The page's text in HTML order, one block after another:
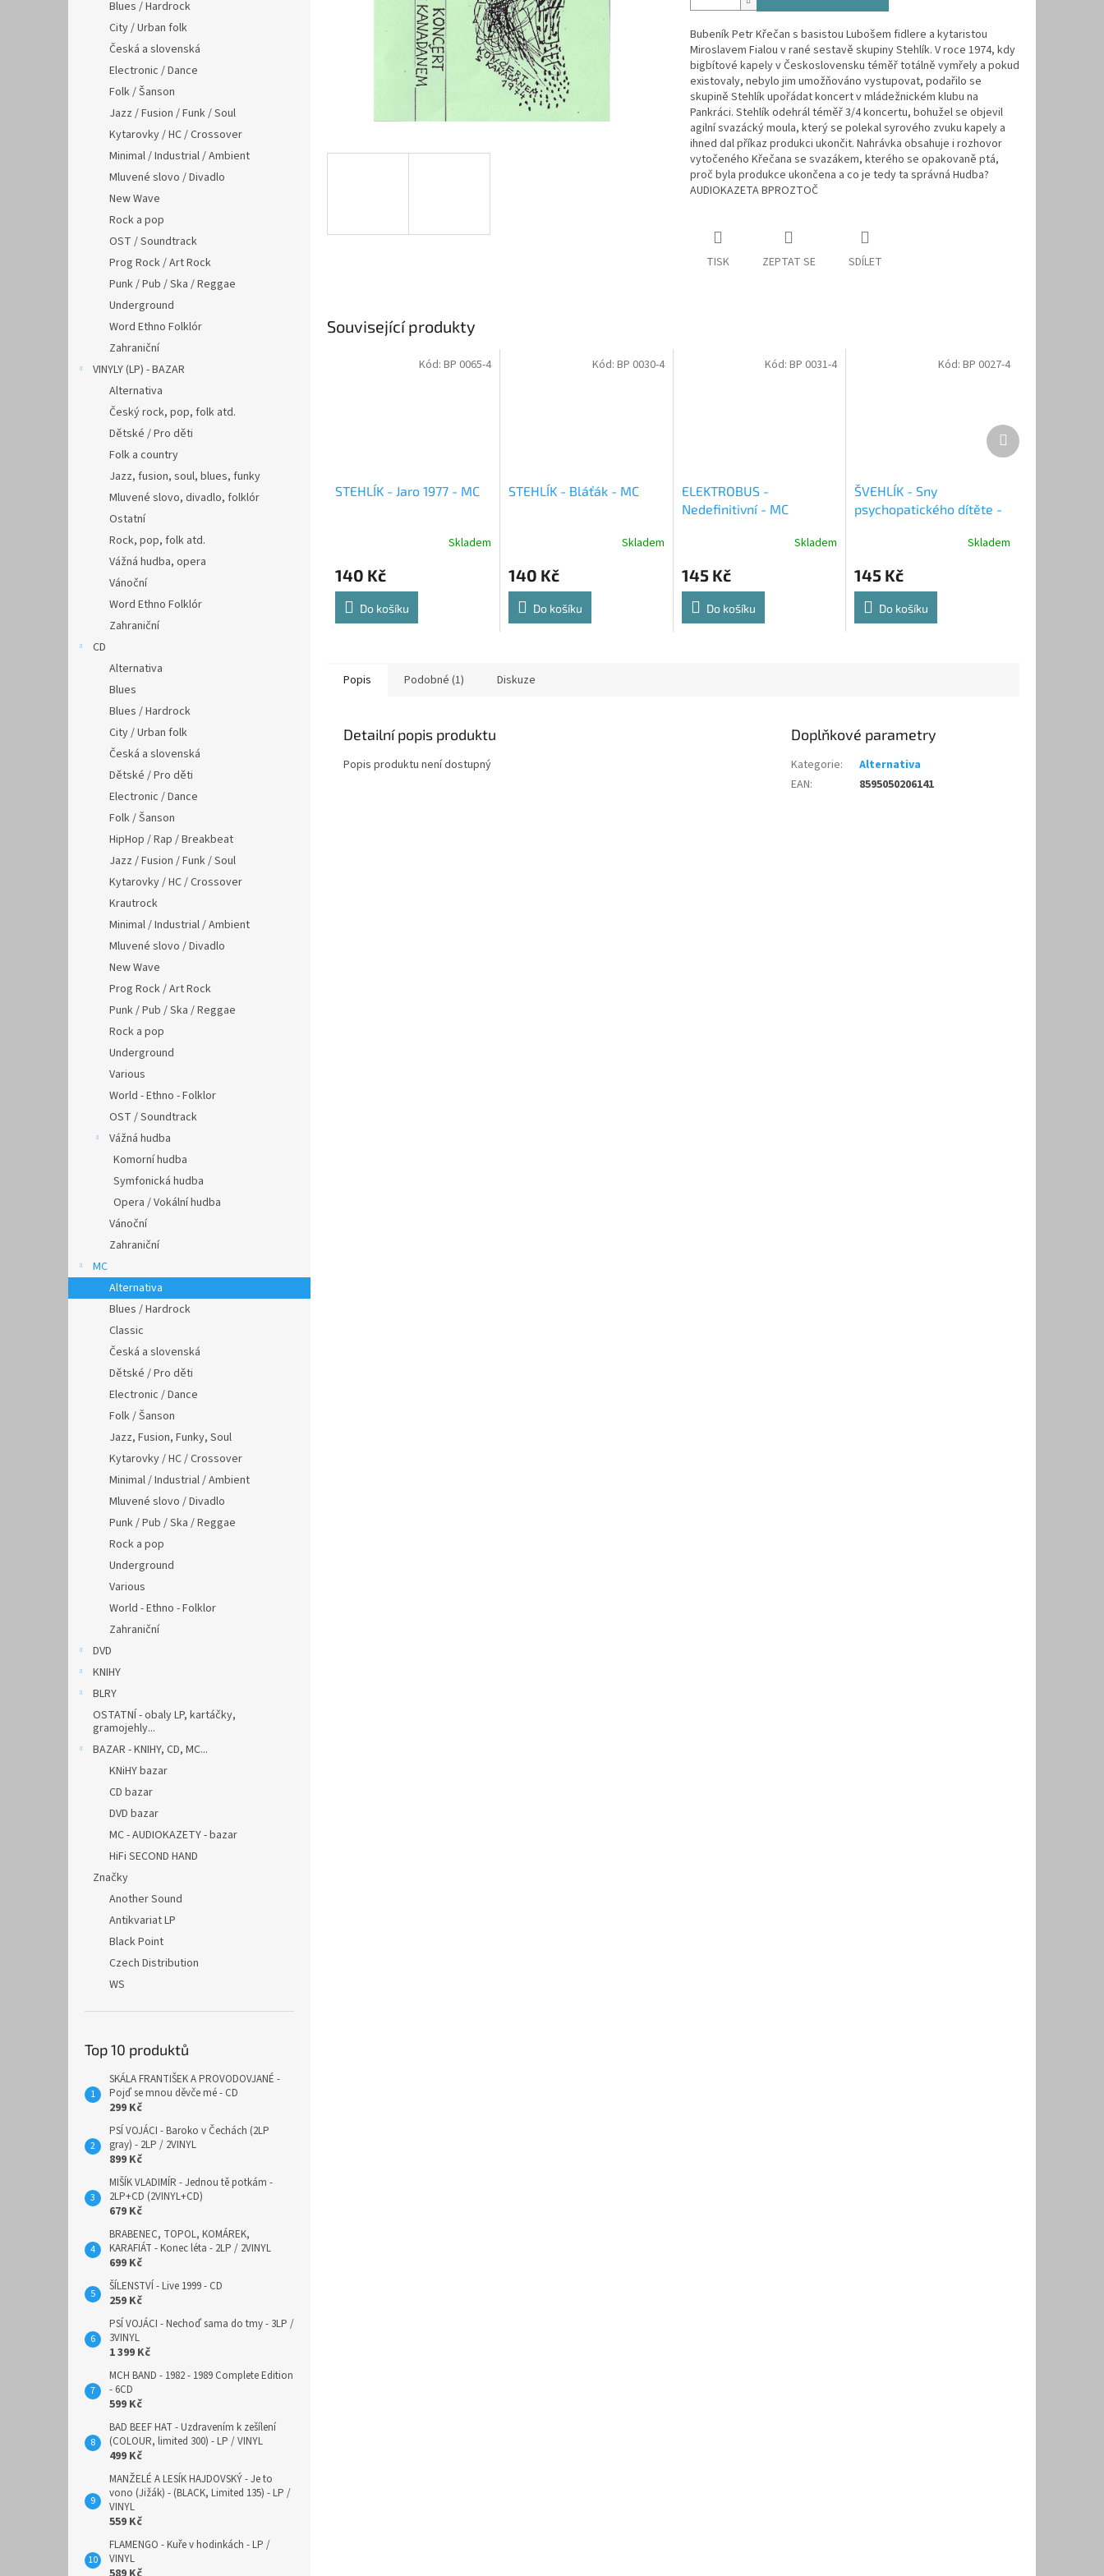
Blues / Hardrock
City / Urban folk
Česká a slovenská
Electronic / Dance
Folk / Šanson
Jazz / Fusion / Funk / Soul
Kytarovky / HC / Crossover
Minimal / Industrial / Ambient
Mluvené slovo / Divadlo
New Wave
Rock a pop
OST / Soundtrack
Prog Rock / Art Rock
Punk / Pub / Ska / Reggae
Underground
Word Ethno Folklór
Zahraniční
VINYLY (LP) - BAZAR
Alternativa
Český rock, pop, folk atd.
Dětské / Pro děti
Folk a country
Jazz, fusion, soul, blues, funky
Mluvené slovo, divadlo, folklór
Ostatní
Rock, pop, folk atd.
Vážná hudba, opera
Vánoční
Word Ethno Folklór
Zahraniční
CD
Alternativa
Blues
Blues / Hardrock
City / Urban folk
Česká a slovenská
Dětské / Pro děti
Electronic / Dance
Folk / Šanson
HipHop / Rap / Breakbeat
Jazz / Fusion / Funk / Soul
Kytarovky / HC / Crossover
Krautrock
Minimal / Industrial / Ambient
Mluvené slovo / Divadlo
New Wave
Prog Rock / Art Rock
Punk / Pub / Ska / Reggae
Rock a pop
Underground
Various
World - Ethno - Folklor
OST / Soundtrack
Vážná hudba
Komorní hudba
Symfonická hudba
Opera / Vokální hudba
Vánoční
Zahraniční
MC
Alternativa
Blues / Hardrock
Classic
Česká a slovenská
Dětské / Pro děti
Electronic / Dance
Folk / Šanson
Jazz, Fusion, Funky, Soul
Kytarovky / HC / Crossover
Minimal / Industrial / Ambient
Mluvené slovo / Divadlo
Punk / Pub / Ska / Reggae
Rock a pop
Underground
Various
World - Ethno - Folklor
Zahraniční
DVD
KNIHY
BLRY
OSTATNÍ - obaly LP, kartáčky,
gramojehly...
BAZAR - KNIHY, CD, MC...
KNiHY bazar
CD bazar
DVD bazar
MC - AUDIOKAZETY - bazar
HiFi SECOND HAND
Značky
Another Sound
Antikvariat LP
Black Point
Czech Distribution
WS
Top 10 produktů
SKÁLA FRANTIŠEK A PROVODOVJANÉ -
Pojď se mnou děvče mé - CD
299 Kč
PSÍ VOJÁCI - Baroko v Čechách (2LP
gray) - 2LP / 2VINYL
899 Kč
MIŠÍK VLADIMÍR - Jednou tě potkám -
2LP+CD (2VINYL+CD)
679 Kč
BRABENEC, TOPOL, KOMÁREK,
KARAFIÁT - Konec léta - 2LP / 2VINYL
699 Kč
ŠÍLENSTVÍ - Live 1999 - CD
259 Kč
PSÍ VOJÁCI - Nechoď sama do tmy - 3LP /
3VINYL
1 399 Kč
MCH BAND - 1982 - 1989 Complete Edition
- 6CD
599 Kč
BAD BEEF HAT - Uzdravením k zešílení
(COLOUR, limited 300) - LP / VINYL
499 Kč
MANŽELÉ A LESÍK HAJDOVSKÝ - Je to
vono (Jižák) - (BLACK, Limited 135) - LP /
VINYL
559 Kč
FLAMENGO - Kuře v hodinkách - LP /
VINYL
Bubeník Petr Křečan s basistou Lubošem fidlere a kytaristou
Miroslavem Fialou v rané sestavě skupiny Stehlík. V roce 1974, kdy
bigbítové kapely v Československu téměř totálně vymřely a pokud
existovaly, nebylo jim umožňováno vystupovat, podařilo se
skupině Stehlík upořádat koncert v mládežnickém klubu na
Pankráci. Stehlík odehrál téměř 3/4 koncertu, bohužel se objevil
agilní svazácký moula, který se polekal syrového zvuku kapely a
ihned dal příkaz produkci ukončit. Nahrávka obsahuje i rozhovor
vytočeného Křečana se svazákem, kterého se opakovaně ptá,
proč byla produkce ukončena a co je tedy ta správná Hudba?
AUDIOKAZETA BPROZTOČ
TISK ZEPTAT SE SDÍLET
Související produkty
STEHLÍK - Jaro 1977 - MC
Skladem
140 Kč
Do košíku
Kód: BP 0065-4
STEHLÍK - Bláťák - MC
Skladem
140 Kč
Do košíku
Kód: BP 0030-4
ELEKTROBUS -
Nedefinitivní - MC
Skladem
145 Kč
Do košíku
Kód:BP 0031-4
ŠVEHLÍK - Sny
psychopatického dítěte -
Skladem
145 Kč
Do košíku
Kód: BP 0027-4
Další
produkt
Popis Podobné (1) Diskuze
Detailní popis produktu
Popis produktu není dostupný
Doplňkové parametry
Kategorie:
Alternativa
EAN: 8595050206141